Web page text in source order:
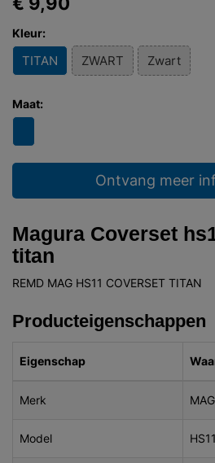
Kleur:
TITAN ZWART Zwart
Maat:
Ontvang meer
Magura Coverset
titan
REMD MAG HS11 COVERSET TITAN
Producteigenschappen
Eigenschap
Merk
Model HS11